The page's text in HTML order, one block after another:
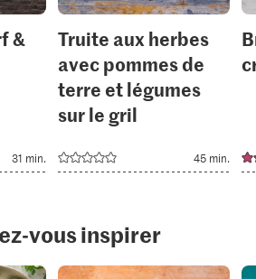
&
31 min.
Truite aux herbes
avec pommes de
terre et légumes
sur le gril
45 min.
vous inspirer